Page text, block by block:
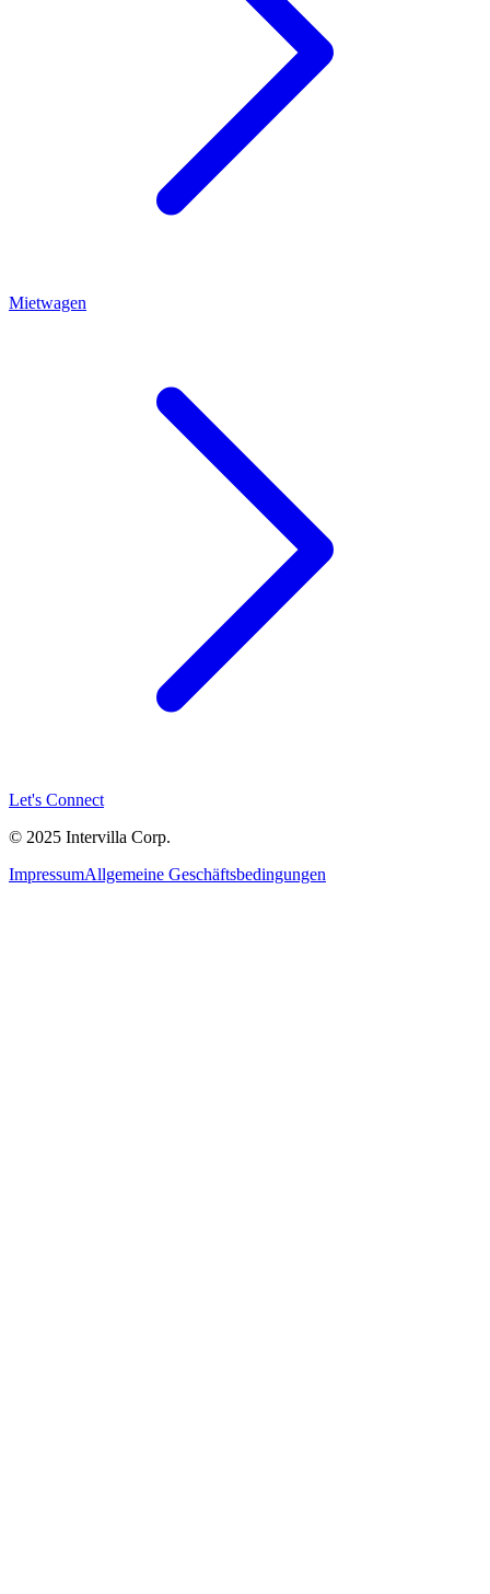
Mietwagen
Let's Connect
© 2025 Intervilla Corp.
ImpressumAllgemeine Geschäftsbedingungen